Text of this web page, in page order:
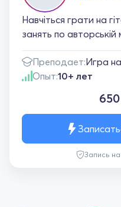
Навчіться грати на
занять по авторській
Преподает:Игра
Опыт:10+ лет
Запись